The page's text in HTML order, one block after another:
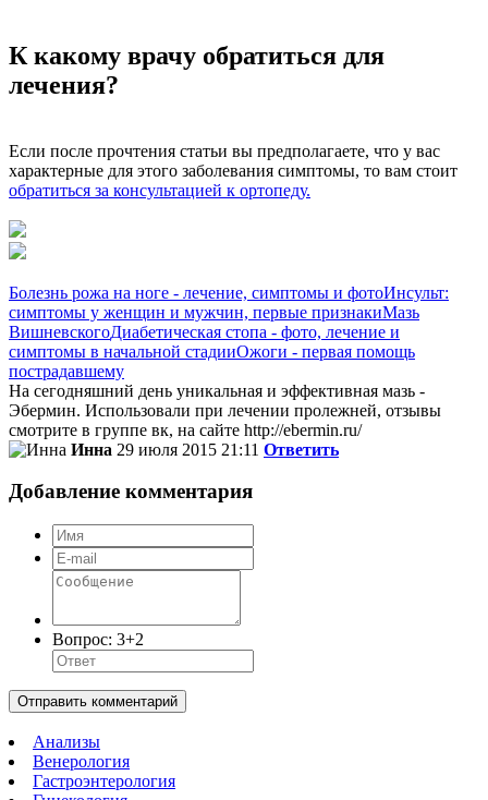
К какому врачу обратиться для
лечения?
Если после прочтения статьи вы предполагаете, что у вас
характерные для этого заболевания симптомы, то вам стоит
обратиться за консультацией к ортопеду.
Болезнь рожа на ноге - лечение, симптомы и фотоИнсульт:
симптомы у женщин и мужчин, первые признакиМазь
ВишневскогоДиабетическая стопа - фото, лечение и
симптомы в начальной стадииОжоги - первая помощь
пострадавшему
На сегодняшний день уникальная и эффективная мазь -
Эбермин. Использовали при лечении пролежней, отзывы
смотрите в группе вк, на сайте http://ebermin.ru/
Инна 29 июля 2015 21:11 Ответить
Добавление комментария
Вопрос: 3+2
Отправить комментарий
Анализы
Венерология
Гастроэнтерология